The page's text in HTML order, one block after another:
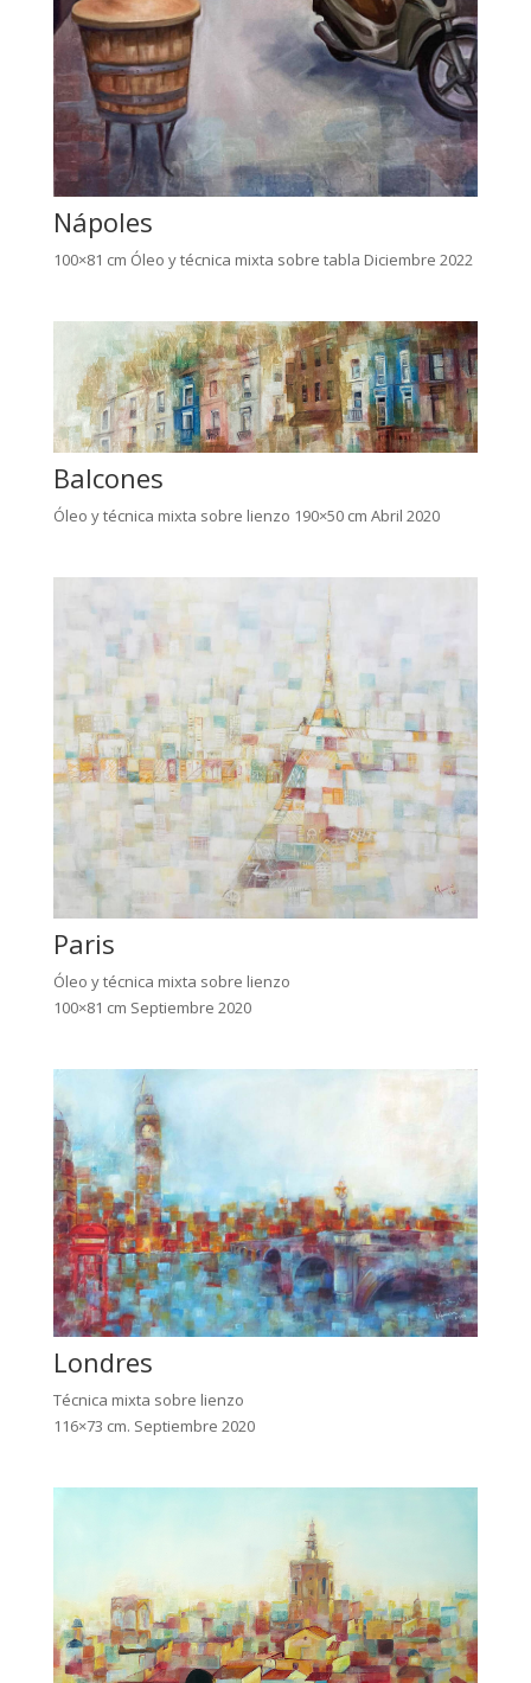
Nápoles
100×81 cm Óleo y técnica mixta sobre tabla Diciembre 2022
Balcones
Óleo y técnica mixta sobre lienzo 190×50 cm Abril 2020
Paris
Óleo y técnica mixta sobre lienzo
100×81 cm Septiembre 2020
Londres
Técnica mixta sobre lienzo
116×73 cm. Septiembre 2020